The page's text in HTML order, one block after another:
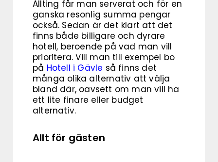
Allting får man serverat och för en
ganska resonlig summa pengar
också. Sedan är det klart att det
finns både billigare och dyrare
hotell, beroende på vad man vill
prioritera. Vill man till exempel bo
på Hotell i Gävle så finns det
många olika alternativ att välja
bland där, oavsett om man vill ha
ett lite finare eller budget
alternativ.
Allt för gästen